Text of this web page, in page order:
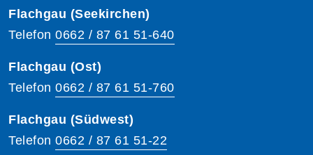
Flachgau (Seekirchen)
Telefon 0662 / 87 61 51-640
Flachgau (Ost)
Telefon 0662 / 87 61 51-760
Flachgau (Südwest)
Telefon 0662 / 87 61 51-22